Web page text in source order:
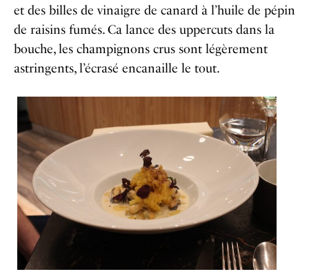
et des billes de vinaigre de canard à l’huile de pépin
de raisins fumés. Ca lance des uppercuts dans la
bouche, les champignons crus sont légèrement
astringents, l’écrasé encanaille le tout.